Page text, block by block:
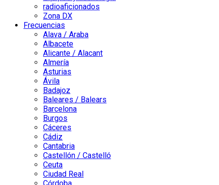
radioaficionados
Zona DX
Frecuencias
Alava / Araba
Albacete
Alicante / Alacant
Almería
Asturias
Ávila
Badajoz
Baleares / Balears
Barcelona
Burgos
Cáceres
Cádiz
Cantabria
Castellón / Castelló
Ceuta
Ciudad Real